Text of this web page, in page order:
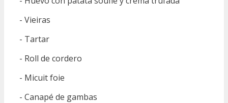
- Vieiras
- Tartar
- Roll de cordero
- Micuit foie
- Canapé de gambas